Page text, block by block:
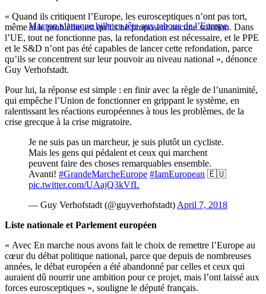
Macron s’attaque bille en tête aux tabous de l’Europe
« Quand ils critiquent l’Europe, les eurosceptiques n’ont pas tort,
même si le problème est qu’ils ne proposent aucune solution. Dans
l’UE, tout ne fonctionne pas, la refondation est nécessaire, et le PPE
et le S&D n’ont pas été capables de lancer cette refondation, parce
qu’ils se concentrent sur leur pouvoir au niveau national », dénonce
Guy Verhofstadt.
Pour lui, la réponse est simple : en finir avec la règle de l’unanimité,
qui empêche l’Union de fonctionner en grippant le système, en
ralentissant les réactions européennes à tous les problèmes, de la
crise grecque à la crise migratoire.
Je ne suis pas un marcheur, je suis plutôt un cycliste.
Mais les gens qui pédalent et ceux qui marchent
peuvent faire des choses remarquables ensemble.
Avanti! #GrandeMarcheEurope #IamEuropean 🇪🇺
pic.twitter.com/UAajQ3kVfL
— Guy Verhofstadt (@guyverhofstadt) April 7, 2018
Liste nationale et Parlement européen
« Avec En marche nous avons fait le choix de remettre l’Europe au
cœur du débat politique national, parce que depuis de nombreuses
années, le débat européen a été abandonné par celles et ceux qui
auraient dû nourrir une ambition pour ce projet, mais l’ont laissé aux
forces eurosceptiques », souligne le député français.